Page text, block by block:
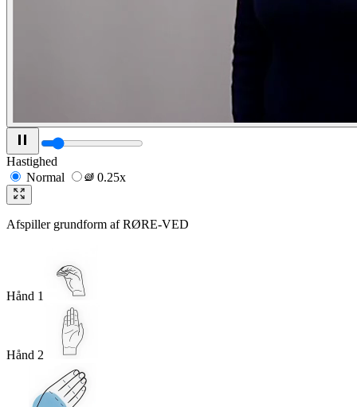
Hastighed
Normal
0.25x
Afspiller grundform afRØRE-VED
Hånd 1
Hånd 2